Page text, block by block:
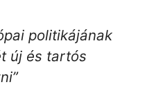
politikájának
új és tartós